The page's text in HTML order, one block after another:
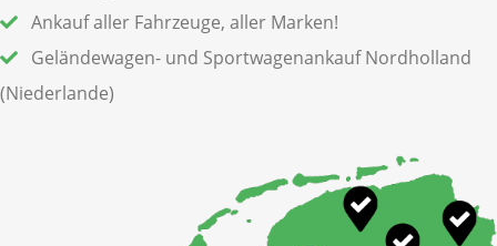
Ankauf aller Fahrzeuge, aller Marken!
Geländewagen- und Sportwagenankauf Nordholland
(Niederlande)